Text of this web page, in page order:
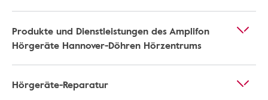
Produkte und Dienstleistungen des Amplifon
Hörgeräte Hannover-Döhren Hörzentrums
Hörgeräte-Reparatur